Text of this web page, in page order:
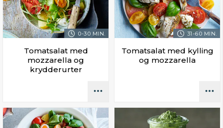
0-30 MIN.
Tomatsalat med
mozzarella og
krydderurter
31-60 MIN.
Tomatsalat med kylling
og mozzarella